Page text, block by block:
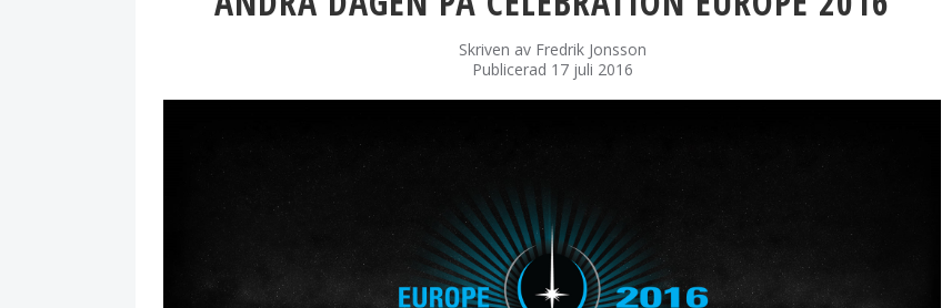
Skriven av Fredrik Jonsson
Publicerad 17 juli 2016